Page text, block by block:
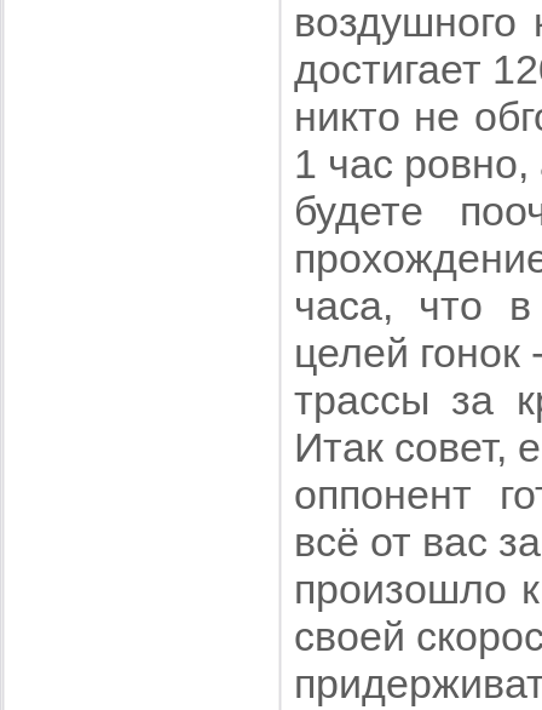
достигает
никто не
1 час
будете
часа, что
целей гонок
трассы за
Итак совет,
оппонент
всё от вас
произошло
своей